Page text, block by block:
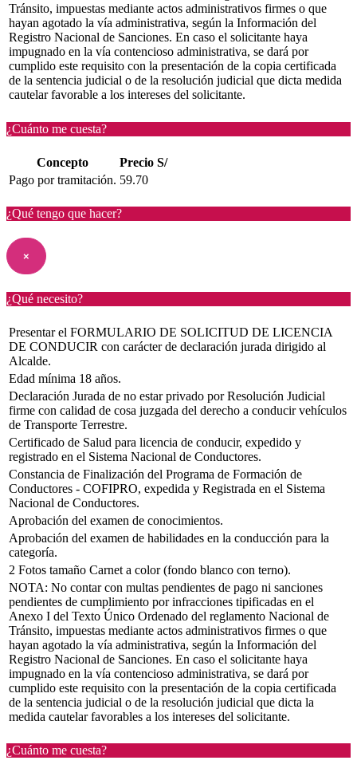
Tránsito, impuestas mediante actos administrativos firmes o que
hayan agotado la vía administrativa, según la Información del
Registro Nacional de Sanciones. En caso el solicitante haya
impugnado en la vía contencioso administrativa, se dará por
cumplido este requisito con la presentación de la copia certificada
de la sentencia judicial o de la resolución judicial que dicta medida
cautelar favorable a los intereses del solicitante.
¿Cuánto me cuesta?
Concepto
Precio S/
Pago por tramitación. 59.70
¿Qué tengo que hacer?
×
¿Qué necesito?
Presentar el FORMULARIO DE SOLICITUD DE LICENCIA
DE CONDUCIR con carácter de declaración jurada dirigido al
Alcalde.
Edad mínima 18 años.
Declaración Jurada de no estar privado por Resolución Judicial
firme con calidad de cosa juzgada del derecho a conducir vehículos
de Transporte Terrestre.
Certificado de Salud para licencia de conducir, expedido y
registrado en el Sistema Nacional de Conductores.
Constancia de Finalización del Programa de Formación de
Conductores - COFIPRO, expedida y Registrada en el Sistema
Nacional de Conductores.
Aprobación del examen de conocimientos.
Aprobación del examen de habilidades en la conducción para la
categoría.
2 Fotos tamaño Carnet a color (fondo blanco con terno).
NOTA: No contar con multas pendientes de pago ni sanciones
pendientes de cumplimiento por infracciones tipificadas en el
Anexo I del Texto Único Ordenado del reglamento Nacional de
Tránsito, impuestas mediante actos administrativos firmes o que
hayan agotado la vía administrativa, según la Información del
Registro Nacional de Sanciones. En caso el solicitante haya
impugnado en la vía contencioso administrativa, se dará por
cumplido este requisito con la presentación de la copia certificada
de la sentencia judicial o de la resolución judicial que dicta la
medida cautelar favorables a los intereses del solicitante.
¿Cuánto me cuesta?